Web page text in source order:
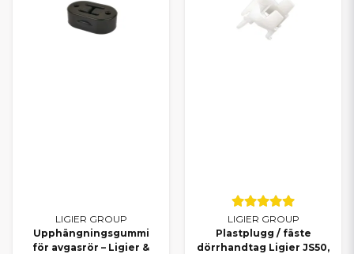
PASSAR POPULÄRA MODELLER
För att göra det enklare att hitta rätt delar kan du även handla
via våra märkesanpassade kategorier:
LIGIER GROUP
Upphängningsgummi
för avgasrör – Ligier &
LIGIER GROUP
Plastplugg / fäste
dörrhandtag Ligier JS50,